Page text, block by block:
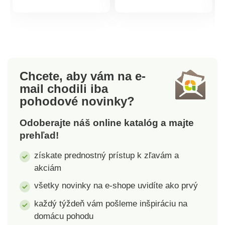
Chcete, aby vám na e-
mail chodili iba
pohodové novinky?
Odoberajte náš online katalóg a majte
prehľad!
získate prednostný prístup k zľavám a
akciám
všetky novinky na e-shope uvidíte ako prvý
každý týždeň vám pošleme inšpiráciu na
domácu pohodu